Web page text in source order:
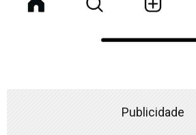
Publicidade